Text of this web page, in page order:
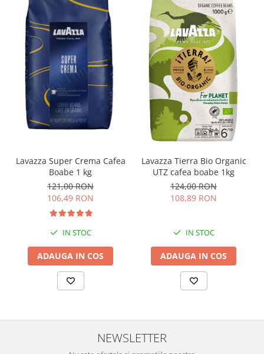
Lavazza Super Crema Cafea
Boabe 1 kg
121,00 RON
106,49 RON
IN STOC
ADAUGA IN COS
Lavazza Tierra Bio Organic
UTZ cafea boabe 1kg
124,00 RON
108,89 RON
IN STOC
ADAUGA IN COS
NEWSLETTER